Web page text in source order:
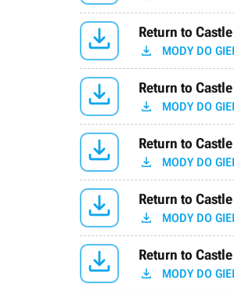
 Return to
 MODY DO
 Return to
 MODY DO
 Return to
 MODY DO
 Return to
 MODY DO
 Return to
 MODY DO